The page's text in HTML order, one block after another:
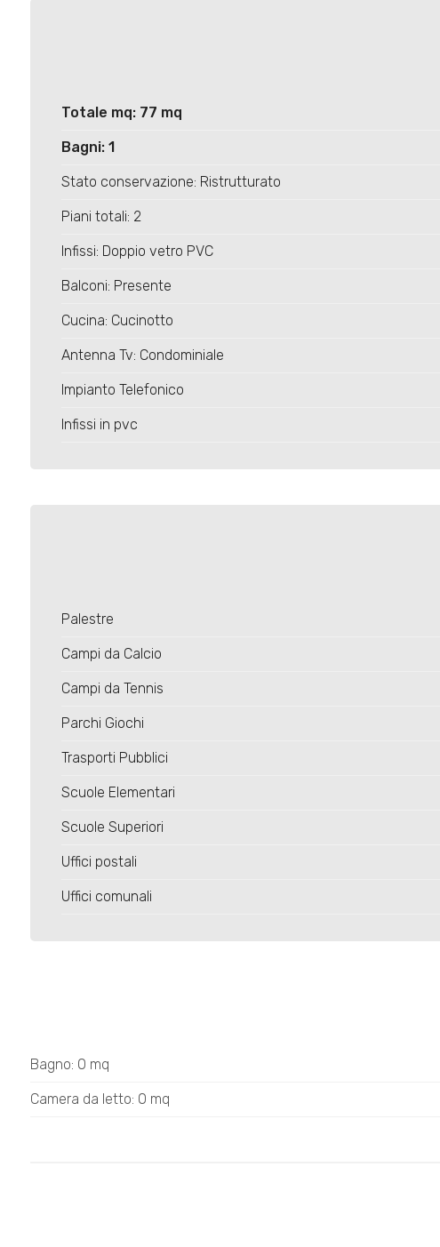
Totale mq: 77 mq
Bagni: 1
Stato conservazione: Ristrutturato
Piani totali: 2
Infissi: Doppio vetro PVC
Balconi: Presente
Cucina: Cucinotto
Antenna Tv: Condominiale
Impianto Telefonico
Infissi in pvc
Palestre
Campi da Calcio
Campi da Tennis
Parchi Giochi
Trasporti Pubblici
Scuole Elementari
Scuole Superiori
Uffici postali
Uffici comunali
Bagno: 0 mq
Camera da letto: 0 mq